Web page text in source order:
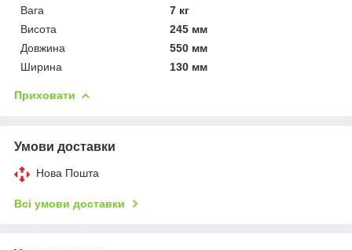
Вага
7 кг
Висота
245 мм
Довжина
550 мм
Ширина
130 мм
Приховати
Умови доставки
Нова Пошта
Всі умови доставки